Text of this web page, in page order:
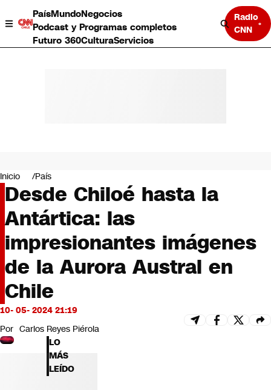
PaísMundoNegocios
Podcast y Programas completos
Futuro 360CulturaServicios
Radio
CNN
Negocios
Deportes
Programas completos
Cultura
Servicios
Bits
CNN Data
CNN tiempo
Futuro 360
Opinión
Inicio País
Desde Chiloé hasta la
Antártica: las
impresionantes imágenes
de la Aurora Austral en
Chile
10- 05- 2024 21:19
Por Carlos Reyes Piérola
LO
MÁS
LEÍDO